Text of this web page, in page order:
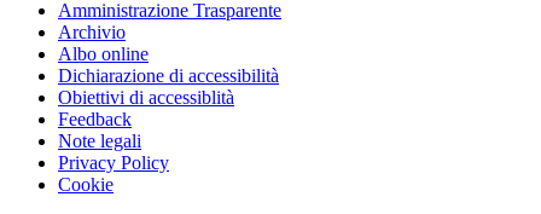
Amministrazione Trasparente
Archivio
Albo online
Dichiarazione di accessibilità
Obiettivi di accessiblità
Feedback
Note legali
Privacy Policy
Cookie